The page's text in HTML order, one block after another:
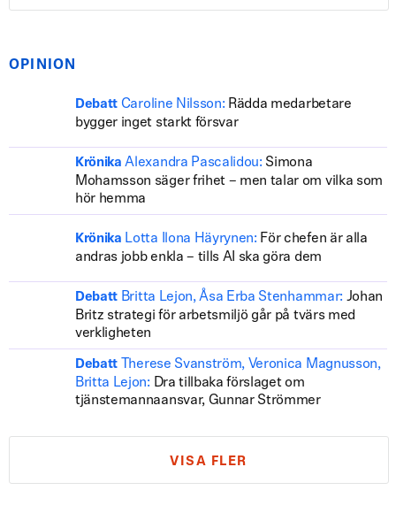
OPINION
Debatt Caroline Nilsson: Rädda medarbetare
bygger inget starkt försvar
Krönika Alexandra Pascalidou: Simona
Mohamsson säger frihet – men talar om vilka som
hör hemma
Krönika Lotta Ilona Häyrynen: För chefen är alla
andras jobb enkla – tills AI ska göra dem
Debatt Britta Lejon, Åsa Erba Stenhammar: Johan
Britz strategi för arbetsmiljö går på tvärs med
verkligheten
Debatt
Therese Svanström, Veronica Magnusson,
Britta Lejon: Dra tillbaka förslaget om
tjänstemannaansvar, Gunnar Strömmer
VISA FLER